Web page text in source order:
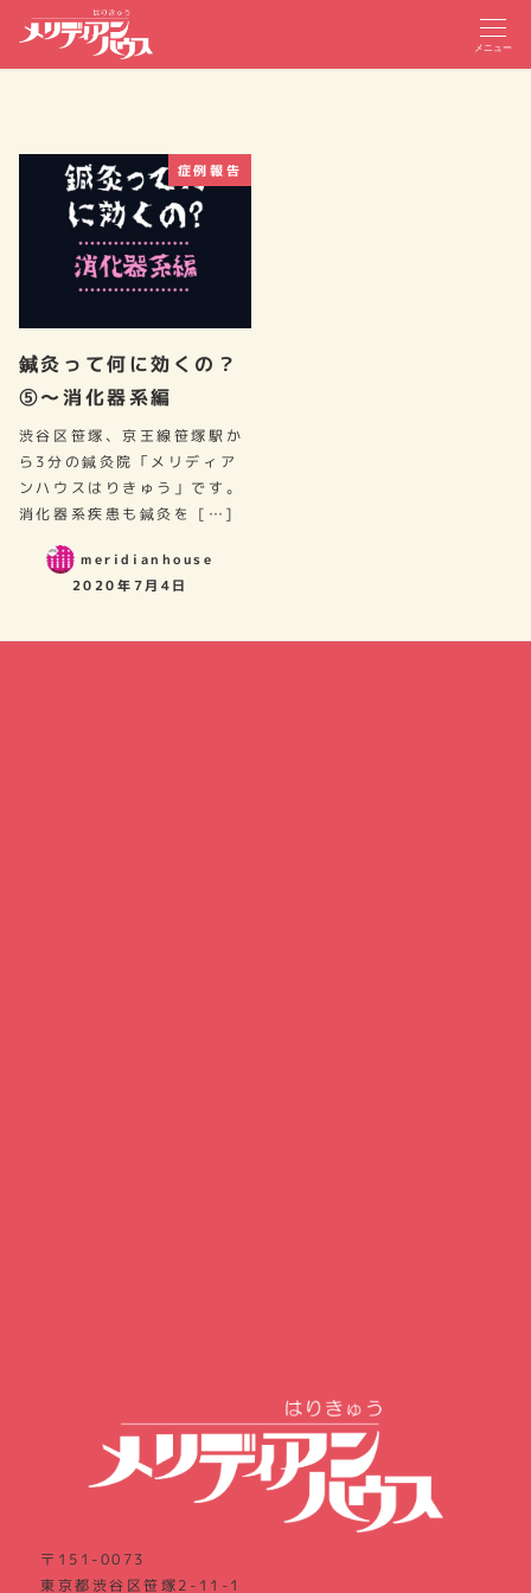
メニュー
症例報告
鍼灸って何に効くの？
⑤～消化器系編
渋谷区笹塚、京王線笹塚駅か
ら3分の鍼灸院「メリディア
ンハウスはりきゅう」です。
消化器系疾患も鍼灸を […]
meridianhouse
2020年7月4日
〒151-0073
東京都渋谷区笹塚2-11-1